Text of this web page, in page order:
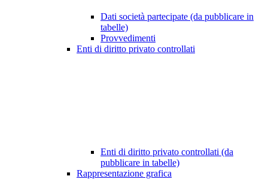
Dati società partecipate (da pubblicare in
tabelle)
Provvedimenti
Enti di diritto privato controllati
Enti di diritto privato controllati (da
pubblicare in tabelle)
Rappresentazione grafica